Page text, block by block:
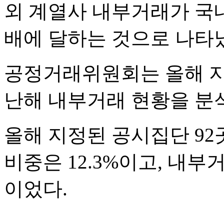
외 계열사 내부거래가 국
배에 달하는 것으로 나타
공정거래위원회는 올해
난해 내부거래 현황을 분
올해 지정된 공시집단
비중은 12.3%이고, 내부
이었다.